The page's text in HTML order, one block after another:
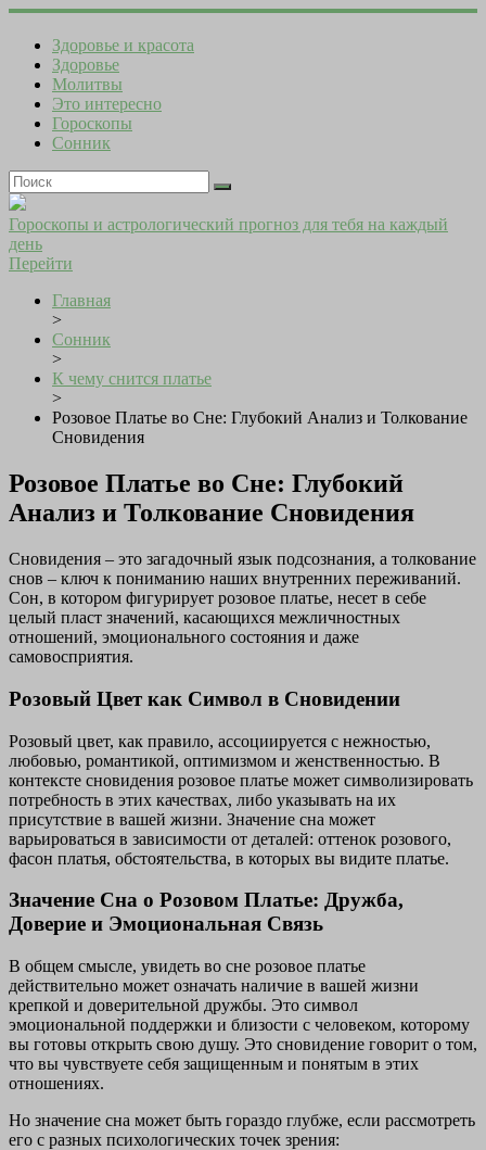
Здоровье и красота
Здоровье
Молитвы
Это интересно
Гороскопы
Сонник
Гороскопы и астрологический прогноз для тебя на каждый
день
Перейти
Главная
>
Сонник
>
К чему снится платье
>
Розовое Платье во Сне: Глубокий Анализ и Толкование
Сновидения
Розовое Платье во Сне: Глубокий
Анализ и Толкование Сновидения
Сновидения – это загадочный язык подсознания, а толкование
снов – ключ к пониманию наших внутренних переживаний.
Сон, в котором фигурирует розовое платье, несет в себе
целый пласт значений, касающихся межличностных
отношений, эмоционального состояния и даже
самовосприятия.
Розовый Цвет как Символ в Сновидении
Розовый цвет, как правило, ассоциируется с нежностью,
любовью, романтикой, оптимизмом и женственностью. В
контексте сновидения розовое платье может символизировать
потребность в этих качествах, либо указывать на их
присутствие в вашей жизни. Значение сна может
варьироваться в зависимости от деталей: оттенок розового,
фасон платья, обстоятельства, в которых вы видите платье.
Значение Сна о Розовом Платье: Дружба,
Доверие и Эмоциональная Связь
В общем смысле, увидеть во сне розовое платье
действительно может означать наличие в вашей жизни
крепкой и доверительной дружбы. Это символ
эмоциональной поддержки и близости с человеком, которому
вы готовы открыть свою душу. Это сновидение говорит о том,
что вы чувствуете себя защищенным и понятым в этих
отношениях.
Но значение сна может быть гораздо глубже, если рассмотреть
его с разных психологических точек зрения: